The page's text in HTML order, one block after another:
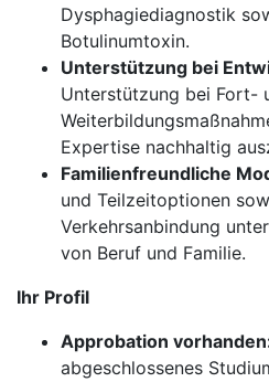
Dysphagiediagnostik
Botulinumtoxin.
Unterstützung bei
Unterstützung bei Fort-
Expertise nachhaltig
Familienfreundliche
und Teilzeitoptionen
Verkehrsanbindung
von Beruf und Familie.
Ihr Profil
Approbation
abgeschlossenes